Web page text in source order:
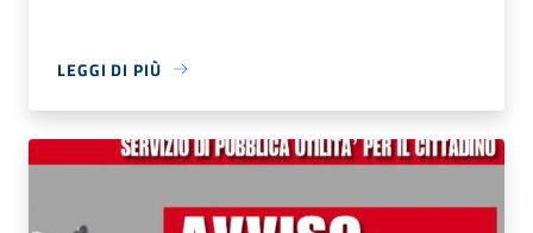
LEGGI DI PIÙ